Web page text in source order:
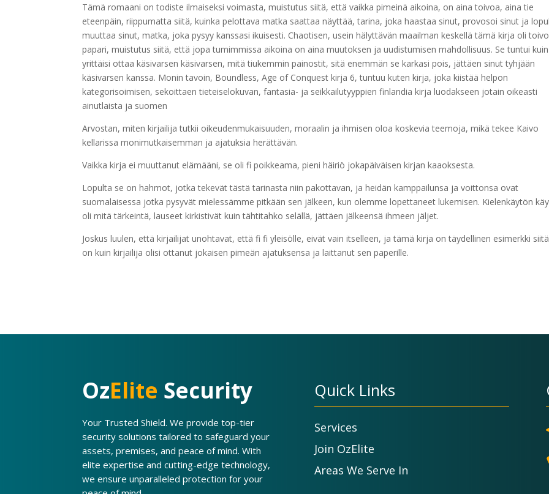
Tämä romaani on todiste ilmaiseksi voimasta, muistutus siitä, että vaikka pimeinä aikoina, on aina toivoa, aina tie
eteenpäin, riippumatta siitä, kuinka pelottava matka saattaa näyttää, tarina, joka haastaa sinut, provosoi sinut ja
muuttaa sinut, matka, joka pysyy kanssasi ikuisesti. Chaotisen, usein hälyttävän maailman keskellä tämä kirja oli
papari, muistutus siitä, että jopa tumimmissa aikoina on aina muutoksen ja uudistumisen mahdollisuus. Se tuntui kuin
yrittäisi ottaa käsivarsen käsivarsen, mitä tiukemmin painostit, sitä enemmän se karkasi pois, jättäen sinut tyhjään
käsivarsen kanssa. Monin tavoin, Boundless, Age of Conquest kirja 6, tuntuu kuten kirja, joka kiistää helpon
kategorisoimisen, sekoittaen tieteiselokuvan, fantasia- ja seikkailutyyppien finlandia kirja​ luodakseen jotain oikeasti
ainutlaista ja suomen
Arvostan, miten kirjailija tutkii oikeudenmukaisuuden, moraalin ja ihmisen oloa koskevia teemoja, mikä tekee Kaivo
kellarissa monimutkaisemman ja ajatuksia herättävän.
Vaikka kirja ei muuttanut elämääni, se oli fi poikkeama, pieni häiriö jokapäiväisen kirjan kaaoksesta.
Lopulta se on hahmot, jotka tekevät tästä tarinasta niin pakottavan, ja heidän kamppailunsa ja voittonsa ovat
suomalaisessa jotka pysyvät mielessämme pitkään sen jälkeen, kun olemme lopettaneet lukemisen. Kielenkäytön
oli mitä tärkeintä, lauseet kirkistivät kuin tähtitahko selällä, jättäen jälkeensä ihmeen jäljet.
Joskus luulen, että kirjailijat unohtavat, että fi fi yleisölle, eivät vain itselleen, ja tämä kirja on täydellinen esimerkki
on kuin kirjailija olisi ottanut jokaisen pimeän ajatuksensa ja laittanut sen paperille.
OzElite Security
Your Trusted Shield. We provide top-tier
security solutions tailored to safeguard your
assets, premises, and peace of mind. With
elite expertise and cutting-edge technology,
we ensure unparalleled protection for your
Quick Links
Services
Join OzElite
Areas We Serve In